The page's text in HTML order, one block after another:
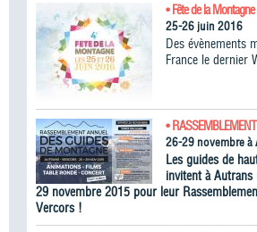
• Fête de la
25-26 juin 2016
Des évènements
France le dernier
•
26-29 novembre à
Les guides de
invitent à
29 novembre 2015 pour leur
Vercors !